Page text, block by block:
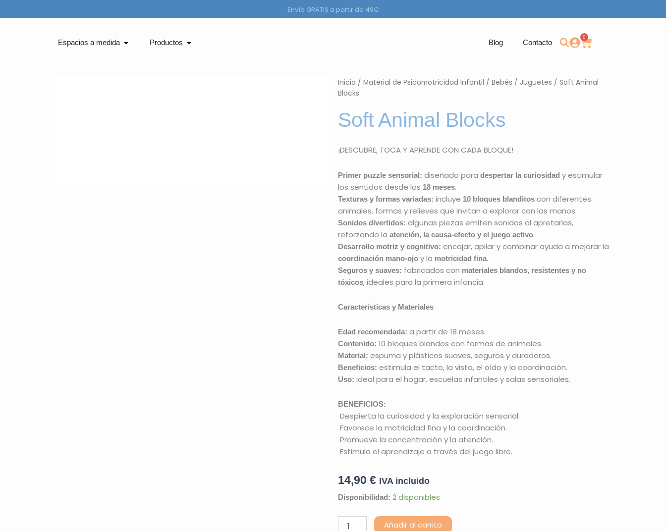
al
Envío GRATIS a partir de 49€
Espacios a medida Abrir Espacios a medida
Productos Abrir Productos Blog Contacto
0
Carrito
Inicio / Material de Psicomotricidad Infantil / Bebés / Juguetes / Soft Animal
Blocks
Soft Animal Blocks
¡DESCUBRE, TOCA Y APRENDE CON CADA BLOQUE!
Primer puzzle sensorial: diseñado para despertar la curiosidad y estimular
los sentidos desde los 18 meses.
Texturas y formas variadas: incluye 10 bloques blanditos con diferentes
animales, formas y relieves que invitan a explorar con las manos.
Sonidos divertidos: algunas piezas emiten sonidos al apretarlas,
reforzando la atención, la causa-efecto y el juego activo.
Desarrollo motriz y cognitivo: encajar, apilar y combinar ayuda a mejorar la
coordinación mano-ojo y la motricidad fina.
Seguros y suaves: fabricados con materiales blandos, resistentes y no
tóxicos, ideales para la primera infancia.
Características y Materiales
Edad recomendada: a partir de 18 meses.
Contenido: 10 bloques blandos con formas de animales.
Material: espuma y plásticos suaves, seguros y duraderos.
Beneficios: estimula el tacto, la vista, el oído y la coordinación.
Uso: ideal para el hogar, escuelas infantiles y salas sensoriales.
BENEFICIOS:
Despierta la curiosidad y la exploración sensorial.
Favorece la motricidad fina y la coordinación.
Promueve la concentración y la atención.
Estimula el aprendizaje a través del juego libre.
14,90 € IVA incluido
Disponibilidad: 2 disponibles
Soft
Blocks
cantidad
Añadir al carrito